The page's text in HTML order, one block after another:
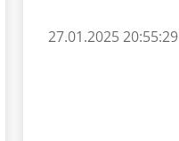
27.01.2025 20:55:29